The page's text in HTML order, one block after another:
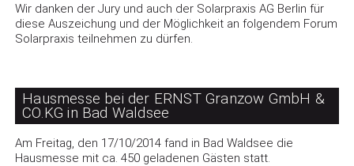
Wir danken der Jury und auch der Solarpraxis AG Berlin für
diese Auszeichung und der Möglichkeit an folgendem Forum
Solarpraxis teilnehmen zu dürfen.
Hausmesse bei der ERNST Granzow GmbH &
CO.KG in Bad Waldsee
Am Freitag, den 17/10/2014 fand in Bad Waldsee die
Hausmesse mit ca. 450 geladenen Gästen statt.